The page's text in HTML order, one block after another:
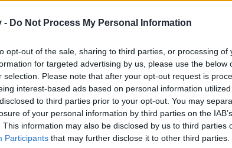
- Do Not Process My Personal Information
opt-out of the sale, sharing to third parties, or processing of
for targeted advertising by us, please use the below
selection. Please note that after your opt-out request is
interest-based ads based on personal information
to third parties prior to your opt-out. You may
of your personal information by third parties on the
This information may also be disclosed by us to third parties
Participants that may further disclose it to other third parties.
ми времето за комбайна, но няма растения.
подаръка за съседи. вместо да се удължи евента